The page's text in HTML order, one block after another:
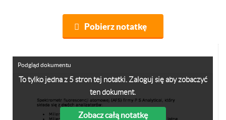
Pobierz notatkę
To tylko jedna z 5 stron tej notatki. Zaloguj się aby zobaczyć
ten dokument.
Zobacz całą notatkę
Podgląd dokumentu